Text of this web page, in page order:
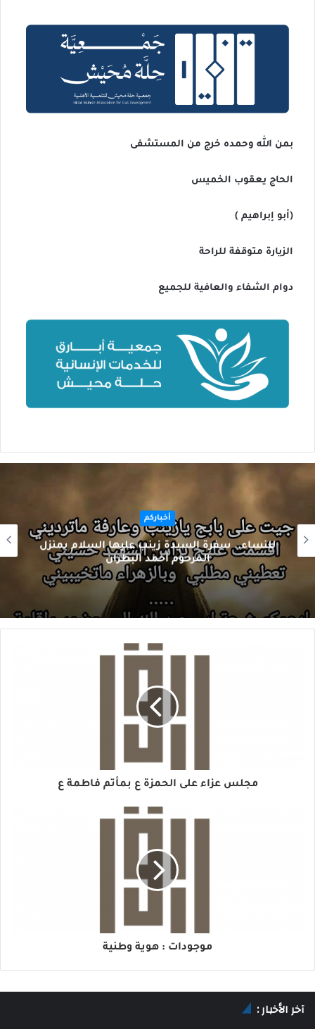
بمن الله وحمده خرج من المستشفى
الحاج يعقوب الخميس
(أبو إبراهيم )
الزيارة متوقفة للراحة
دوام الشفاء والعافية للجميع
أخباركم
للنساء.. سفرة السيدة زينب عليها السلام بمنزل
المرحوم أحمد البطران
مجلس عزاء على الحمزة ع بمأتم فاطمة ع
موجودات : هوية وطنية
آخر الأخبار :